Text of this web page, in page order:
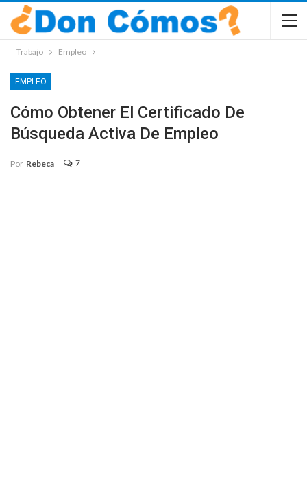
Trabajo Empleo
EMPLEO
Cómo Obtener El Certificado De
Búsqueda Activa De Empleo
Por Rebeca 7